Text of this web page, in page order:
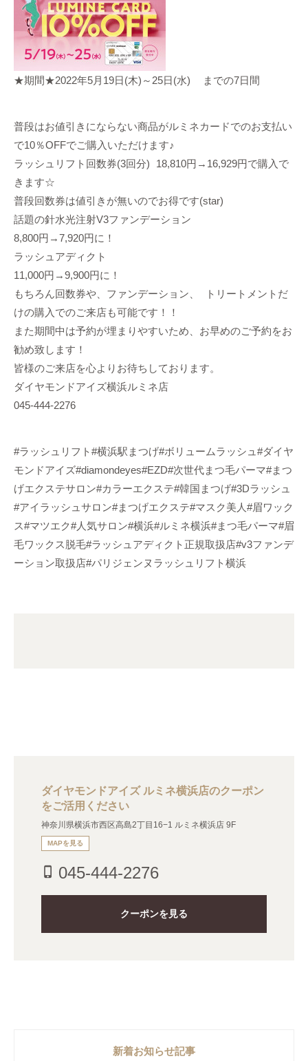
★期間★2022年5月19日(木)～25日(水) までの7日間
普段はお値引きにならない商品がルミネカードでのお支払い
で10％OFFでご購入いただけます♪
ラッシュリフト回数券(3回分) 18,810円→16,929円で購入で
きます☆
普段回数券は値引きが無いのでお得です(star)
話題の針水光注射V3ファンデーション
8,800円→7,920円に！
ラッシュアディクト
11,000円→9,900円に！
もちろん回数券や、ファンデーション、 トリートメントだ
けの購入でのご来店も可能です！！
また期間中は予約が埋まりやすいため、お早めのご予約をお
勧め致します！
皆様のご来店を心よりお待ちしております。
ダイヤモンドアイズ横浜ルミネ店
045-444-2276
#ラッシュリフト#横浜駅まつげ#ボリュームラッシュ#ダイヤ
モンドアイズ#diamondeyes#EZD#次世代まつ毛パーマ#まつ
げエクステサロン#カラーエクステ#韓国まつげ#3Dラッシュ
#アイラッシュサロン#まつげエクステ#マスク美人#眉ワック
ス#マツエク#人気サロン#横浜#ルミネ横浜#まつ毛パーマ#眉
毛ワックス脱毛#ラッシュアディクト正規取扱店#v3ファンデ
ーション取扱店#パリジェンヌラッシュリフト横浜
ダイヤモンドアイズ ルミネ横浜店のクーポン
をご活用ください
神奈川県横浜市西区高島2丁目16−1 ルミネ横浜店 9F
MAPを見る
phone_iphone 045-444-2276
クーポンを見る
新着お知らせ記事